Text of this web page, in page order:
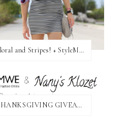
Floral and Stripes! + StyleMint GIVEAWAY!
THANKSGIVING GIVEAWAY!